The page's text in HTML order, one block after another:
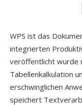
WPS ist das
integrierten
veröffentlicht wurde
Tabellenkalkulation
erschwinglichen
speichert